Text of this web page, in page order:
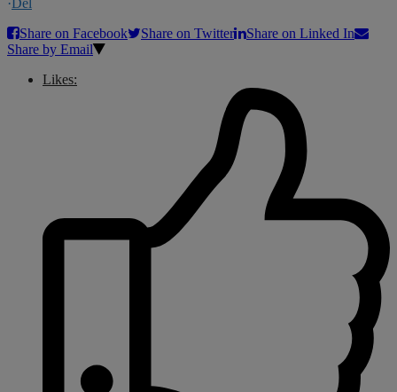
·Del
Share on Facebook
Share on Twitter
Share on Linked In
Share by Email
Likes: